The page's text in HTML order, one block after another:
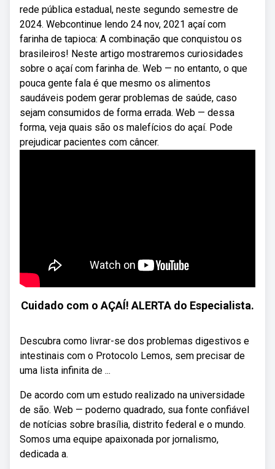
rede pública estadual, neste segundo semestre de
2024. Webcontinue lendo 24 nov, 2021 açaí com
farinha de tapioca: A combinação que conquistou os
brasileiros! Neste artigo mostraremos curiosidades
sobre o açaí com farinha de. Web — no entanto, o que
pouca gente fala é que mesmo os alimentos
saudáveis podem gerar problemas de saúde, caso
sejam consumidos de forma errada. Web — dessa
forma, veja quais são os malefícios do açaí. Pode
prejudicar pacientes com câncer.
Cuidado com o AÇAÍ! ALERTA do Especialista.
Descubra como livrar-se dos problemas digestivos e
intestinais com o Protocolo Lemos, sem precisar de
uma lista infinita de ...
De acordo com um estudo realizado na universidade
de são. Web — poderno quadrado, sua fonte confiável
de notícias sobre brasília, distrito federal e o mundo.
Somos uma equipe apaixonada por jornalismo,
dedicada a.